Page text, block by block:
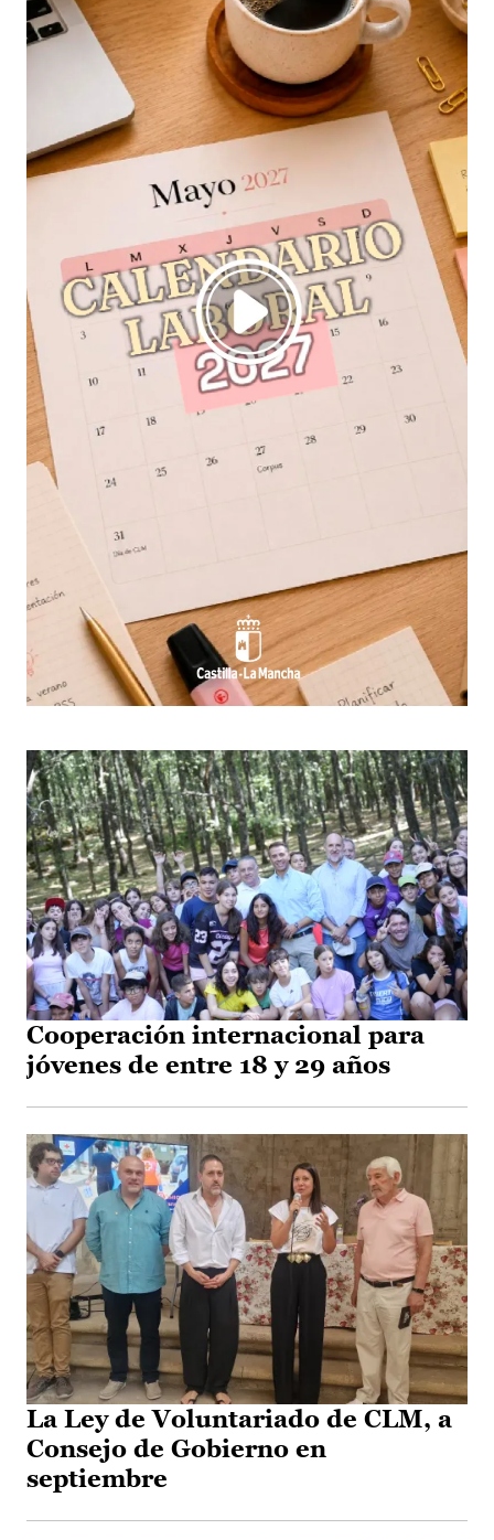
Cooperación internacional para
jóvenes de entre 18 y 29 años
La Ley de Voluntariado de CLM, a
Consejo de Gobierno en
septiembre